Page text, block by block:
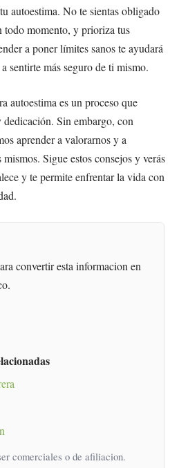
autoestima. No te sientas obligado
todo momento, y prioriza tus
a poner límites sanos te ayudará
sentirte más seguro de ti mismo.
autoestima es un proceso que
Sin embargo, con
aprender a valorarnos y a
Sigue estos consejos y verás
y te permite enfrentar la vida con
convertir esta informacion en
comerciales o de afiliacion.